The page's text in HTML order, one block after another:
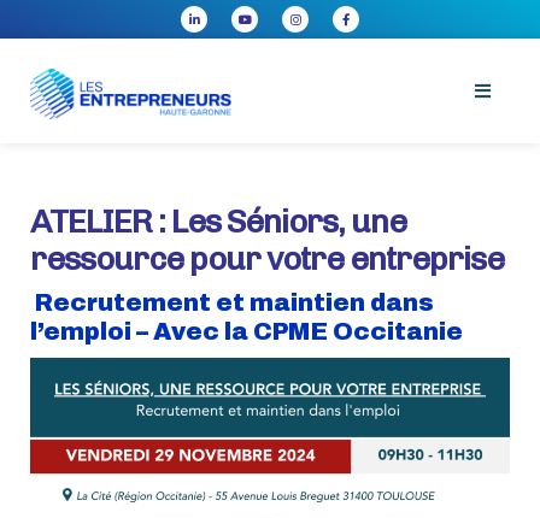
ATELIER : Les Séniors, une
ressource pour votre entreprise
Recrutement et maintien dans
l’emploi – Avec la CPME Occitanie